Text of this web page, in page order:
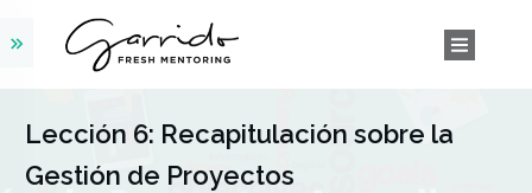
Lección 6: Recapitulación sobre la
Gestión de Proyectos